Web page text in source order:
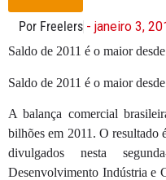
Por Freelers - janeiro 3,
Saldo de 2011 é o maior
Saldo de 2011 é o maior
A balança comercial
bilhões em 2011. O resultado
divulgados nesta
Desenvolvimento Indústria e